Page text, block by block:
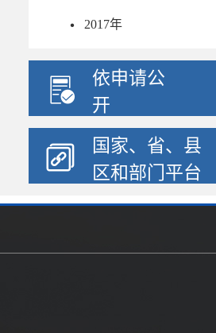
2017年
依申请公
开
国家、省、县
区和部门平台